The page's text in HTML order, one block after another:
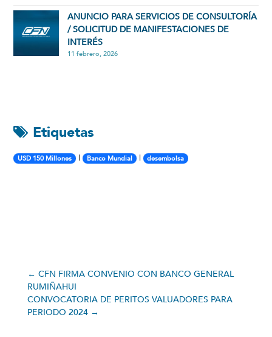
ANUNCIO PARA SERVICIOS DE CONSULTORÍA
/ SOLICITUD DE MANIFESTACIONES DE
INTERÉS
11 febrero, 2026
Etiquetas
USD 150 Millones | Banco Mundial | desembolsa
← CFN FIRMA CONVENIO CON BANCO GENERAL
RUMIÑAHUI
CONVOCATORIA DE PERITOS VALUADORES PARA
PERIODO 2024→